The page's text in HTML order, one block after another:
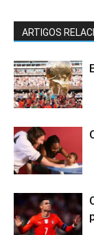
ARTIGOS